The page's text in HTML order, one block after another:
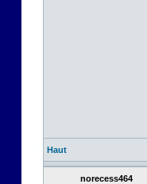
Haut
norecess464